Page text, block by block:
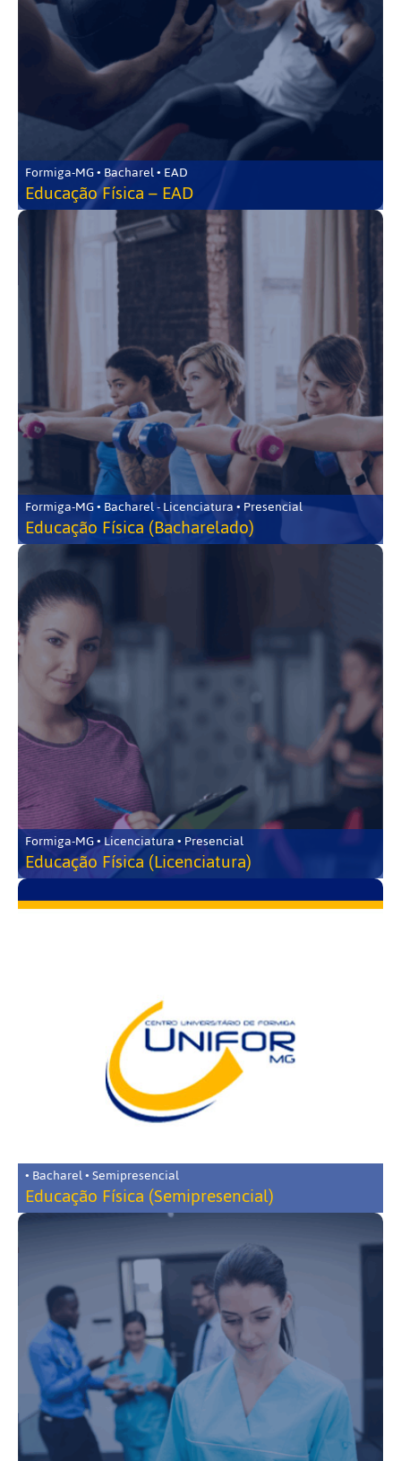
Formiga-MG • Bacharel • EAD
Educação Física – EAD
Formiga-MG • Bacharel - Licenciatura • Presencial
Educação Física (Bacharelado)
Formiga-MG • Licenciatura • Presencial
Educação Física (Licenciatura)
• Bacharel • Semipresencial
Educação Física (Semipresencial)